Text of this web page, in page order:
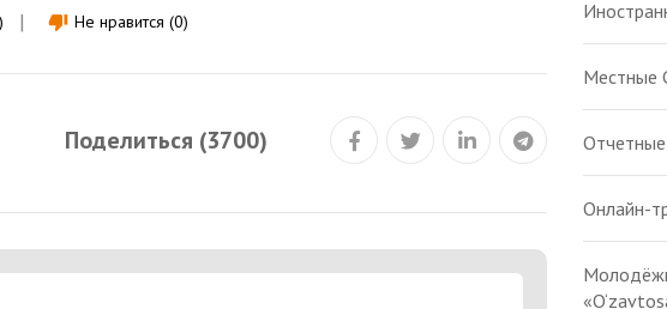
thumb_down Не нравится (0)
Поделиться (3700)
Местные
Онлайн-